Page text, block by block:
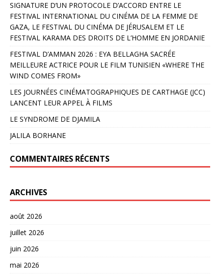
SIGNATURE D’UN PROTOCOLE D’ACCORD ENTRE LE
FESTIVAL INTERNATIONAL DU CINÉMA DE LA FEMME DE
GAZA, LE FESTIVAL DU CINÉMA DE JÉRUSALEM ET LE
FESTIVAL KARAMA DES DROITS DE L’HOMME EN JORDANIE
FESTIVAL D’AMMAN 2026 : EYA BELLAGHA SACRÉE
MEILLEURE ACTRICE POUR LE FILM TUNISIEN «WHERE THE
WIND COMES FROM»
LES JOURNÉES CINÉMATOGRAPHIQUES DE CARTHAGE (JCC)
LANCENT LEUR APPEL À FILMS
LE SYNDROME DE DJAMILA
JALILA BORHANE
COMMENTAIRES RÉCENTS
ARCHIVES
août 2026
juillet 2026
juin 2026
mai 2026